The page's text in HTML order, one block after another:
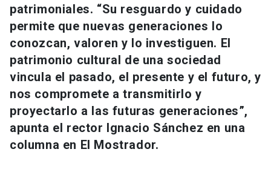
Información para keyboard_arrow_down
Futuros estudiantes
Estudiantes
Académicos
Personal
Go to english site launch
ACCESOS DIRECTOS
Admisión launch
Mi Cuenta UC
Correo UC launch
patrimoniales. “Su resguardo y cuidado
permite que nuevas generaciones lo
conozcan, valoren y lo investiguen. El
patrimonio cultural de una sociedad
vincula el pasado, el presente y el futuro, y
nos compromete a transmitirlo y
proyectarlo a las futuras generaciones”,
apunta el rector Ignacio Sánchez en una
columna en El Mostrador.